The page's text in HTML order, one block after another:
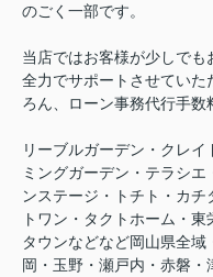
のごく一部です。
当店ではお客様が少しで
全力でサポートさせていた
ろん、ローン事務代行手数
リーブルガーデン・クレ
ミングガーデン・テラシ
ンステージ・トチト・カ
トワン・タクトホーム・
タウンなどなど岡山県全
岡・玉野・瀬戸内・赤磐